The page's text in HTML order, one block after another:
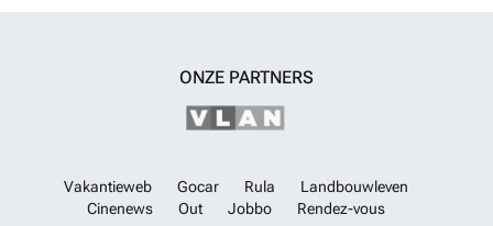
ONZE PARTNERS
Vakantieweb Gocar Rula
Landbouwleven
Cinenews
Out Jobbo Rendez-vous